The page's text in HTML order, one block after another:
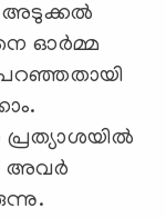
അടുക്കൽ
ഓർമ്മ
അവര്‍